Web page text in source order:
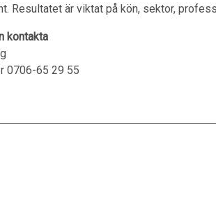
Resultatet är viktat på kön, sektor,
kontakta
0706-65 29 55